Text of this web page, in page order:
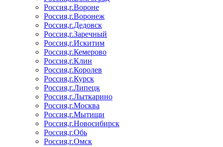
Россия,г.Вороне
Россия,г.Воронеж
Россия,г.Дедовск
Россия,г.Заречный
Россия,г.Искитим
Россия,г.Кемерово
Россия,г.Клин
Россия,г.Королев
Россия,г.Курск
Россия,г.Липецк
Россия,г.Лыткарино
Россия,г.Москва
Россия,г.Мытищи
Россия,г.Новосибирск
Россия,г.Обь
Россия,г.Омск